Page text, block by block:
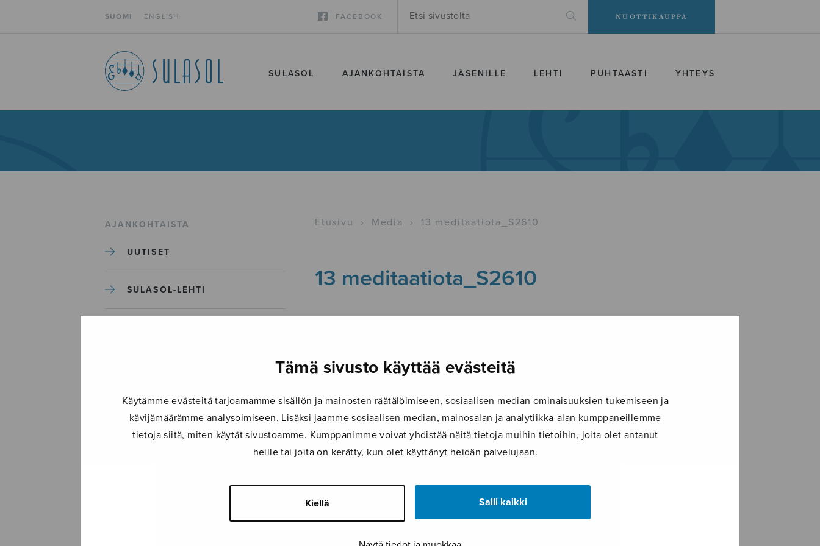
Tämä sivusto käyttää evästeitä
Käytämme evästeitä tarjoamamme sisällön ja mainosten räätälöimiseen, sosiaalisen median ominaisuuksien tukemiseen ja
kävijämäärämme analysoimiseen. Lisäksi jaamme sosiaalisen median, mainosalan ja analytiikka-alan kumppaneillemme
tietoja siitä, miten käytät sivustoamme. Kumppanimme voivat yhdistää näitä tietoja muihin tietoihin, joita olet antanut
heille tai joita on kerätty, kun olet käyttänyt heidän palvelujaan.
Kiellä Salli kaikki
SUOMI ENGLISH FACEBOOK NUOTTIKAUPPA
SULASOL AJANKOHTAISTA JÄSENILLE LEHTI PUHTAASTI YHTEYS
AJANKOHTAISTA
UUTISET
SULASOL-LEHTI
TAPAHTUMAT
ILMOITA TAPAHTUMA
Etusivu › Media › 13 meditaatiota_S2610
13 meditaatiota_S2610